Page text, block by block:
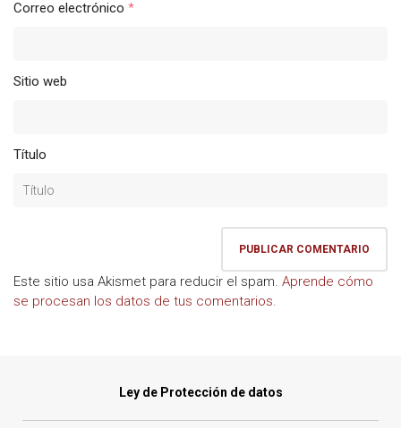
Correo electrónico *
Sitio web
Título
Este sitio usa Akismet para reducir el spam. Aprende cómo
se procesan los datos de tus comentarios.
Ley de Protección de datos